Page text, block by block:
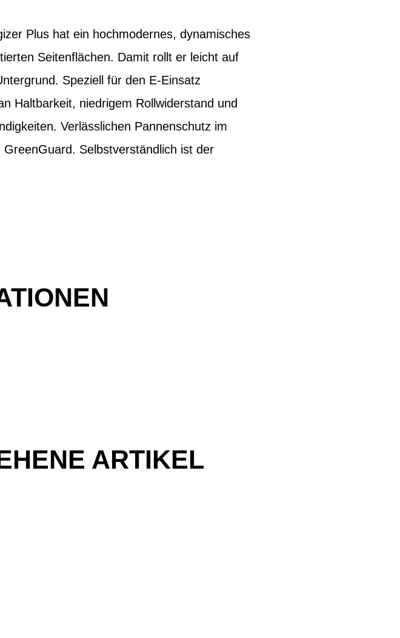
Plus hat ein hochmodernes, dynamisches
Seitenflächen. Damit rollt er leicht auf
Speziell für den E-Einsatz
Haltbarkeit, niedrigem Rollwiderstand und
Verlässlichen Pannenschutz im
Selbstverständlich ist der
ARTIKEL